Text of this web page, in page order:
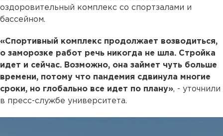
оздоровительный комплекс со спортзалами и
бассейном.
«Спортивный комплекс продолжает возводиться,
о заморозке работ речь никогда не шла. Стройка
идет и сейчас. Возможно, она займет чуть больше
времени, потому что пандемия сдвинула многие
сроки, но глобально все идет по плану», - уточнили
в пресс-службе университета.